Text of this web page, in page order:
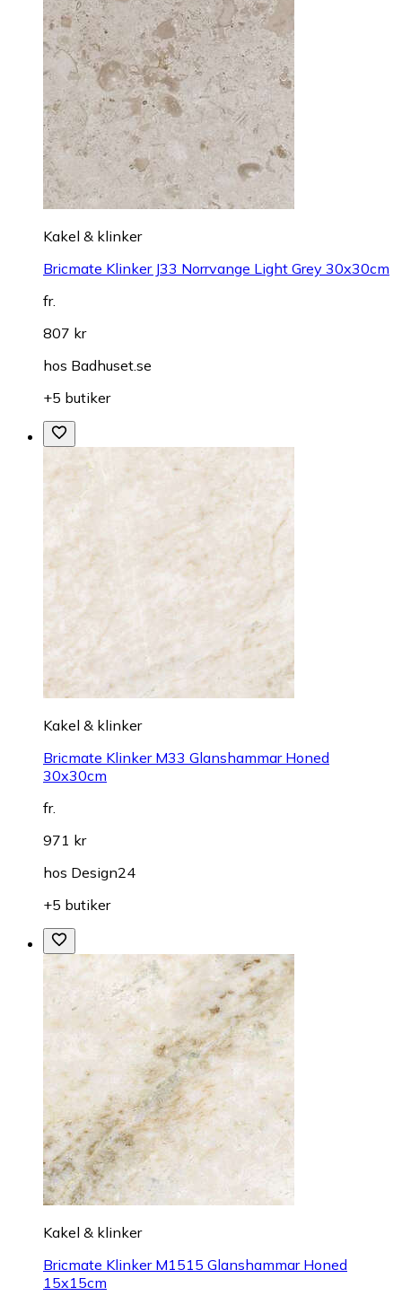
Kakel & klinker
Bricmate Klinker J33 Norrvange Light Grey 30x30cm
fr.
807 kr
hos Badhuset.se
+5 butiker
Kakel & klinker
Bricmate Klinker M33 Glanshammar Honed
30x30cm
fr.
971 kr
hos Design24
+5 butiker
Kakel & klinker
Bricmate Klinker M1515 Glanshammar Honed
15x15cm